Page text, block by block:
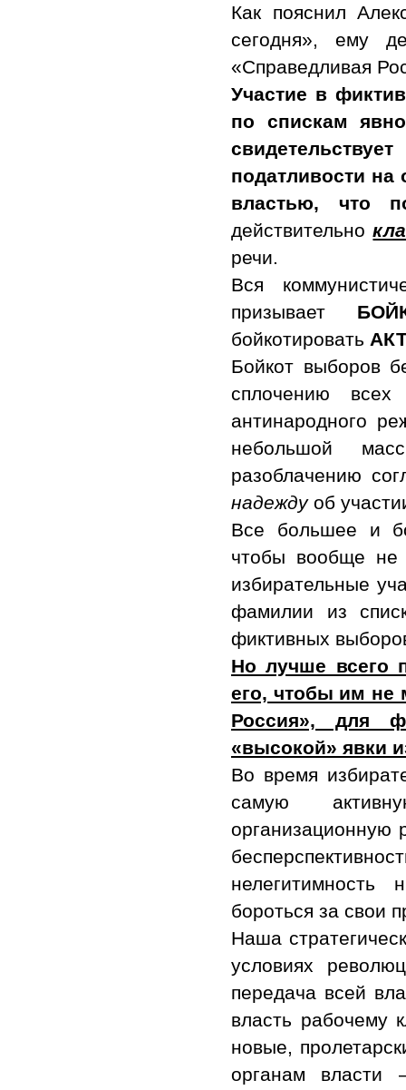
Как пояснил
сегодня», ему
«Справедливая
Участие в
по спискам
податливости на
властью, что
действительно
речи.
Вся
призывает
бойкотировать
Бойкот выборов
сплочению
антинародного
небольшой
разоблачению
надеждуоб
Все большее и
чтобы вообще не
избирательные
фамилии из
фиктивных
Но лучше всего
его, чтобы им не
Россия», для
«высокой» явки
Во время
самую
организационную
нелегитимность
бороться за свои
Наша
условиях
передача всей
власть рабочему
новые,
органам власти